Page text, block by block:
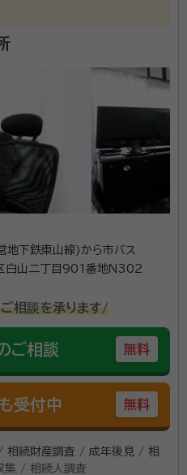
下鉄東山線)から市バス
白山二丁目901番地Ｎ302
ご相談を承ります/
ご相談 無料
受付中 無料
相続財産調査 / 成年後見 / 相
集 / 相続人調査